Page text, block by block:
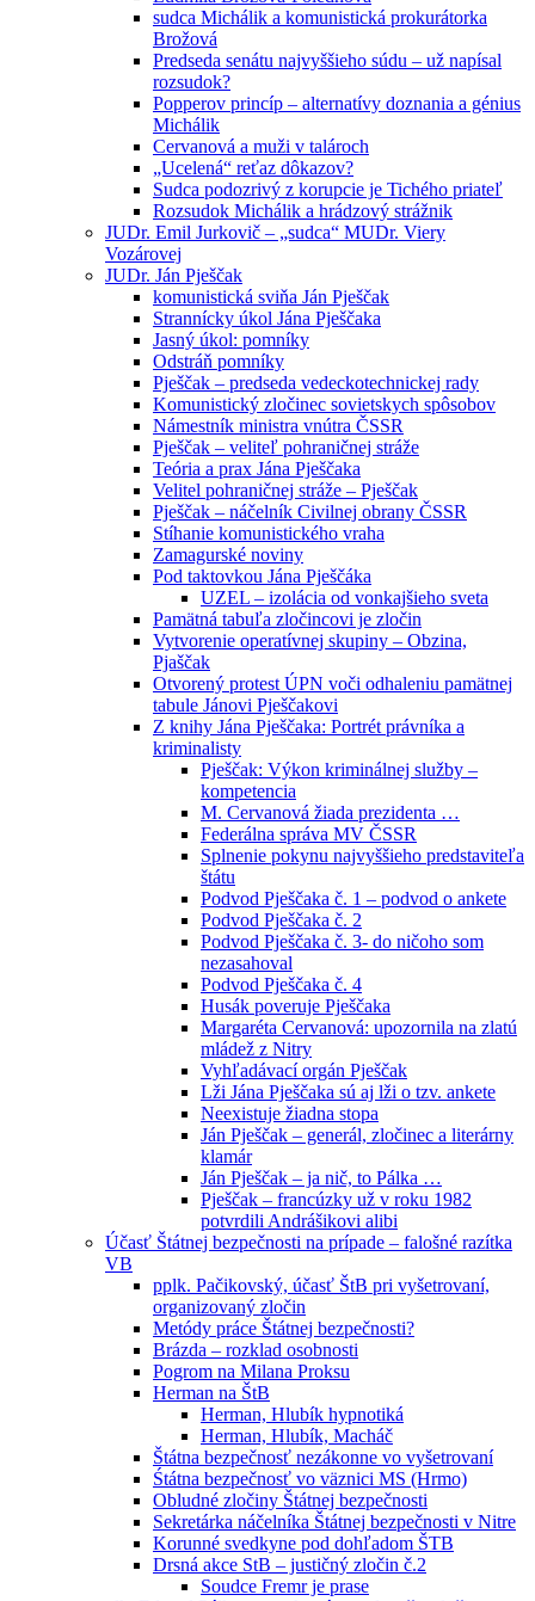
sudca Michálik a komunistická prokurátorka
Brožová
Predseda senátu najvyššieho súdu – už napísal
rozsudok?
Popperov princíp – alternatívy doznania a génius
Michálik
Cervanová a muži v talároch
„Ucelená“ reťaz dôkazov?
Sudca podozrivý z korupcie je Tichého priateľ
Rozsudok Michálik a hrádzový strážnik
JUDr. Emil Jurkovič – „sudca“ MUDr. Viery
Vozárovej
JUDr. Ján Pješčak
komunistická sviňa Ján Pješčak
Strannícky úkol Jána Pješčaka
Jasný úkol: pomníky
Odstráň pomníky
Pješčak – predseda vedeckotechnickej rady
Komunistický zločinec sovietskych spôsobov
Námestník ministra vnútra ČSSR
Pješčak – veliteľ pohraničnej stráže
Teória a prax Jána Pješčaka
Velitel pohraničnej stráže – Pješčak
Pješčak – náčelník Civilnej obrany ČSSR
Stíhanie komunistického vraha
Zamagurské noviny
Pod taktovkou Jána Pješčáka
UZEL – izolácia od vonkajšieho sveta
Pamätná tabuľa zločincovi je zločin
Vytvorenie operatívnej skupiny – Obzina,
Pjaščak
Otvorený protest ÚPN voči odhaleniu pamätnej
tabule Jánovi Pješčakovi
Z knihy Jána Pješčaka: Portrét právníka a
kriminalisty
Pješčak: Výkon kriminálnej služby –
kompetencia
M. Cervanová žiada prezidenta …
Federálna správa MV ČSSR
Splnenie pokynu najvyššieho predstaviteľa
štátu
Podvod Pješčaka č. 1 – podvod o ankete
Podvod Pješčaka č. 2
Podvod Pješčaka č. 3- do ničoho som
nezasahoval
Podvod Pješčaka č. 4
Husák poveruje Pješčaka
Margaréta Cervanová: upozornila na zlatú
mládež z Nitry
Vyhľadávací orgán Pješčak
Lži Jána Pješčaka sú aj lži o tzv. ankete
Neexistuje žiadna stopa
Ján Pješčak – generál, zločinec a literárny
klamár
Ján Pješčak – ja nič, to Pálka …
Pješčak – francúzky už v roku 1982
potvrdili Andrášikovi alibi
Účasť Štátnej bezpečnosti na prípade – falošné razítka
VB
pplk. Pačikovský, účasť ŠtB pri vyšetrovaní,
organizovaný zločin
Metódy práce Štátnej bezpečnosti?
Brázda – rozklad osobnosti
Pogrom na Milana Proksu
Herman na ŠtB
Herman, Hlubík hypnotiká
Herman, Hlubík, Macháč
Štátna bezpečnosť nezákonne vo vyšetrovaní
Śtátna bezpečnosť vo väznici MS (Hrmo)
Obludné zločiny Štátnej bezpečnosti
Sekretárka náčelníka Štátnej bezpečnosti v Nitre
Korunné svedkyne pod dohľadom ŠTB
Drsná akce StB – justičný zločin č.2
Soudce Fremr je prase